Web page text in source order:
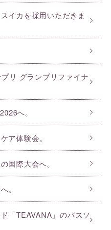
イカを採用いただきま
リ グランプリファイナ
へ。
ア体験会。
国際大会へ。
。
「TEAVANA」のバスソ